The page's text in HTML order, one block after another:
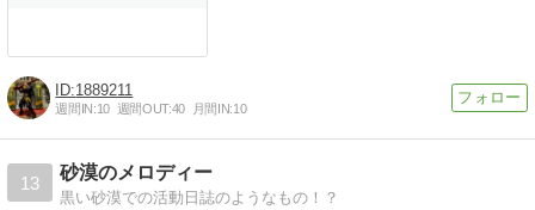
1889211
週間IN:10 週間OUT:40 月間IN:10
13
砂漠のメロディー
黒い砂漠での活動日誌のようなもの！？